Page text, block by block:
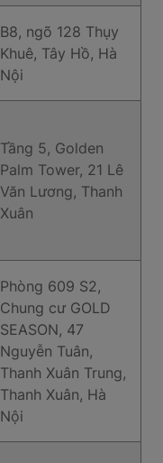
B8, ngõ 128 Thụy
Khuê, Tây Hồ, Hà
Nội
Tầng 5, Golden
Palm Tower, 21 Lê
Văn Lương, Thanh
Xuân
Phòng 609 S2,
Chung cư GOLD
SEASON, 47
Nguyễn Tuân,
Thanh Xuân Trung,
Thanh Xuân, Hà
Nội